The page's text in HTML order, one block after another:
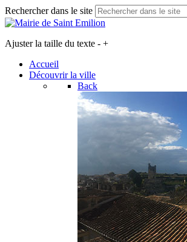
Rechercher dans le site
Ajuster la taille du texte - +
Accueil
Découvrir la ville
Back